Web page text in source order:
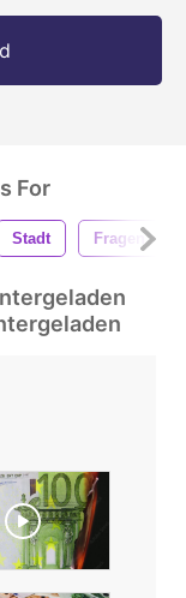
For
Stadt Fragen